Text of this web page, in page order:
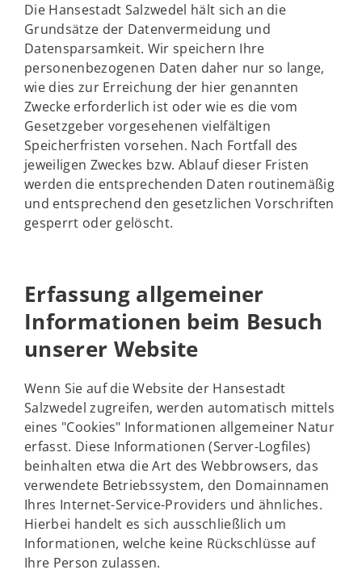
Die Hansestadt Salzwedel hält sich an die
Grundsätze der Datenvermeidung und
Datensparsamkeit. Wir speichern Ihre
personenbezogenen Daten daher nur so lange,
wie dies zur Erreichung der hier genannten
Zwecke erforderlich ist oder wie es die vom
Gesetzgeber vorgesehenen vielfältigen
Speicherfristen vorsehen. Nach Fortfall des
jeweiligen Zweckes bzw. Ablauf dieser Fristen
werden die entsprechenden Daten routinemäßig
und entsprechend den gesetzlichen Vorschriften
gesperrt oder gelöscht.
Erfassung allgemeiner
Informationen beim Besuch
unserer Website
Wenn Sie auf die Website der Hansestadt
Salzwedel zugreifen, werden automatisch mittels
eines "Cookies" Informationen allgemeiner Natur
erfasst. Diese Informationen (Server-Logfiles)
beinhalten etwa die Art des Webbrowsers, das
verwendete Betriebssystem, den Domainnamen
Ihres Internet-Service-Providers und ähnliches.
Hierbei handelt es sich ausschließlich um
Informationen, welche keine Rückschlüsse auf
Ihre Person zulassen.